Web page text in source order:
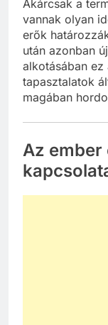
Akárcsak a
vannak olyan
erők
után azonban
alkotásában
tapasztalatok
magában
Az ember